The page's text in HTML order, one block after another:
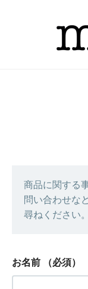
商品に関する
問い合わせな
尋ねください。
お名前 （必須）